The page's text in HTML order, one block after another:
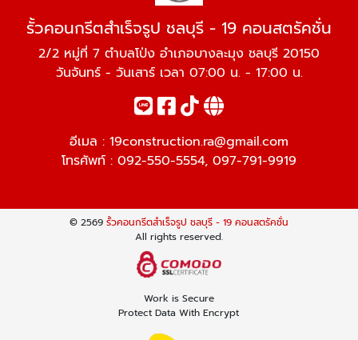
รั้วคอนกรีตสำเร็จรูป ชลบุรี - 19 คอนสตรัคชั่น
2/2 หมู่ที่ 7 ตำบลโป่ง อำเภอบางละมุง ชลบุรี 20150
วันจันทร์ - วันเสาร์ เวลา 07:00 น. - 17:00 น.
อีเมล : 19construction.ra@gmail.com
โทรศัพท์ : 092-550-5554, 097-791-9919
© 2569 รั้วคอนกรีตสำเร็จรูป ชลบุรี - 19 คอนสตรัคชั่น
All rights reserved.
Work is Secure
Protect Data With Encrypt